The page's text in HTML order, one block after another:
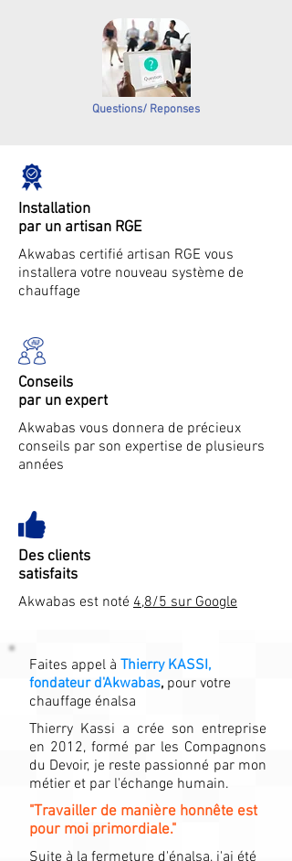
Questions/ Reponses
Faites appel à Thierry KASSI,
fondateur d'Akwabas, pour votre
chauffage énalsa
Thierry Kassi a crée son entreprise
en 2012, formé par les Compagnons
du Devoir, je reste passionné par mon
métier et par l'échange humain.
"Travailler de manière honnête est
pour moi primordiale."
Suite à la fermeture d'énalsa, j'ai été
Installation
par un artisan RGE
Akwabas certifié artisan RGE vous
installera votre nouveau système de
chauffage
Conseils
par un expert
Akwabas vous donnera de précieux
conseils par son expertise de plusieurs
années
Des clients
satisfaits
Akwabas est noté 4,8/5 sur Google